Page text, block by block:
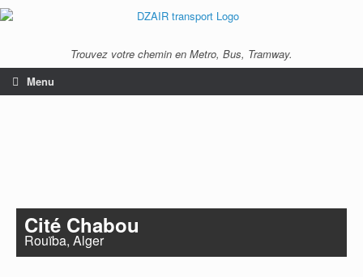
Trouvez votre chemin en Metro, Bus, Tramway.
Menu
Cité Chabou
Rouïba, Alger